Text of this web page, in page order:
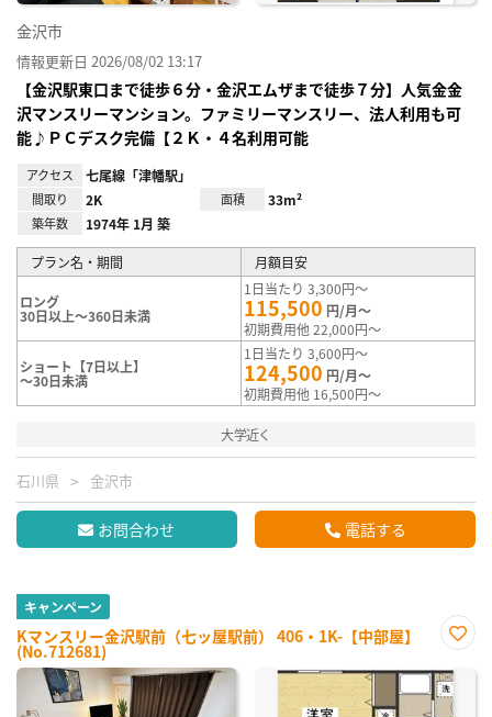
金沢市
情報更新日 2026/08/02 13:17
【金沢駅東口まで徒歩６分・金沢エムザまで徒歩７分】人気金金
沢マンスリーマンション。ファミリーマンスリー、法人利用も可
能♪ＰＣデスク完備【２Ｋ・４名利用可能
アクセス 七尾線「津幡駅」
間取り 2K 面積 33m²
築年数 1974年 1月 築
プラン名・期間 月額目安
ロング
30日以上～360日未満
1日当たり 3,300円～
115,500 円/月～
初期費用他 22,000円～
ショート【7日以上】
～30日未満
1日当たり 3,600円～
124,500 円/月～
初期費用他 16,500円～
大学近く
石川県 金沢市
お問合わせ 電話する
キャンペーン
Kマンスリー金沢駅前（七ッ屋駅前） 406・1K-【中部屋】
(No.712681)
に入
り登
録